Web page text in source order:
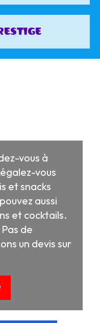
vous à
vous
et snacks
aussi
et cocktails.
de
un devis sur